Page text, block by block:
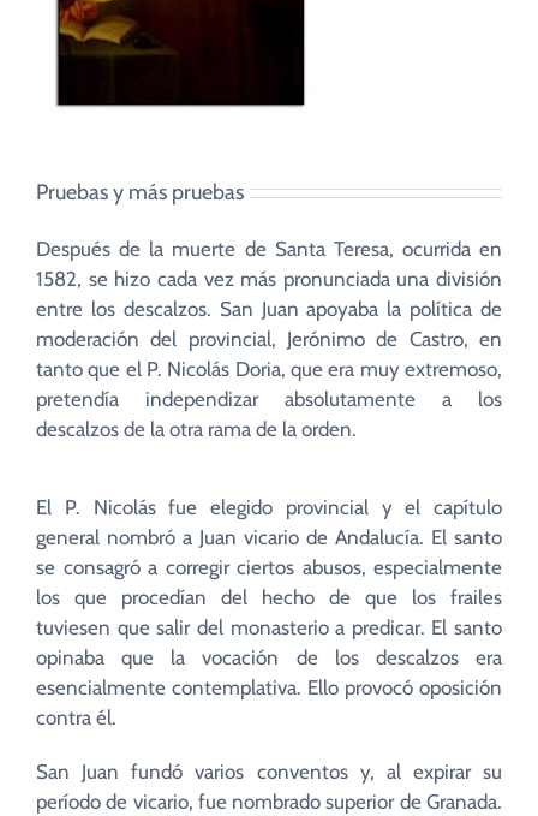
Pruebas y más pruebas
Después de la muerte de Santa Teresa, ocurrida en
1582, se hizo cada vez más pronunciada una división
entre los descalzos. San Juan apoyaba la política de
moderación del provincial, Jerónimo de Castro, en
tanto que el P. Nicolás Doria, que era muy extremoso,
pretendía independizar absolutamente a los
descalzos de la otra rama de la orden.
El P. Nicolás fue elegido provincial y el capítulo
general nombró a Juan vicario de Andalucía. El santo
se consagró a corregir ciertos abusos, especialmente
los que procedían del hecho de que los frailes
tuviesen que salir del monasterio a predicar. El santo
opinaba que la vocación de los descalzos era
esencialmente contemplativa. Ello provocó oposición
contra él.
San Juan fundó varios conventos y, al expirar su
período de vicario, fue nombrado superior de Granada.